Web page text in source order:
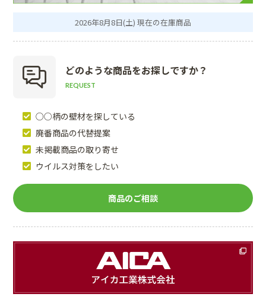
2026年8月8日(土) 現在の在庫商品
どのような商品をお探しですか？
REQUEST
○○柄の壁材を探している
廃番商品の代替提案
未掲載商品の取り寄せ
ウイルス対策をしたい
商品のご相談